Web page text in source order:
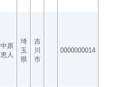
中原
恵人
埼
玉
県
吉
川
市
0000000014